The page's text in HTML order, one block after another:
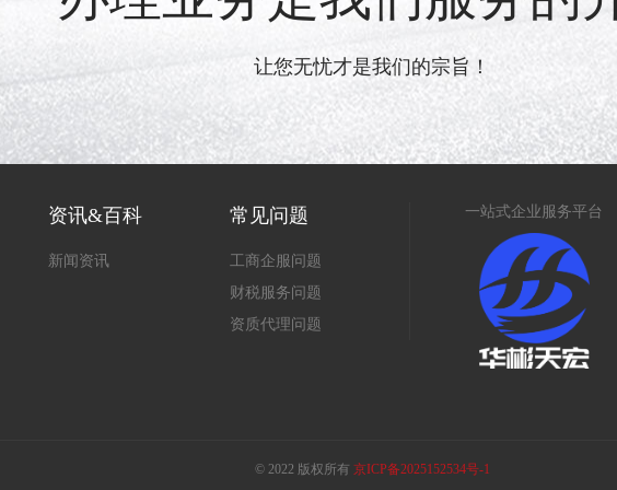
让您无忧才是我们的宗旨！
资讯&百科
新闻资讯
常见问题
工商企服问题
财税服务问题
资质代理问题
一站式企业服务平台
© 2022 版权所有 京ICP备2025152534号-1